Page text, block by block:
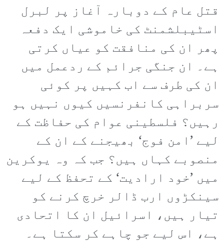
قتل عام کے دوبارہ آغاز پر لبرل
اسٹیبلشمنٹ کی خاموشی ایک دفعہ
پھر ان کی منافقت کو عیاں کرتی
ہے۔ ان جنگی جرائم کے ردعمل میں
ان کی طرف سے اب کہیں پر کوئی
سربراہی کانفرنسیں کیوں نہیں ہو
رہیں؟ فلسطینی عوام کی حفاظت کے
لیے ’امن فوج‘ بھیجنے کے ان کے
منصوبے کہاں ہیں؟ جب کہ وہ یوکرین
میں ’خود ارادیت‘ کے تحفظ کے لیے
سینکڑوں ارب ڈالر خرچ کرنے کو
تیار ہیں، اسرائیل ان کا اتحادی
ہے، اس لیے جو چاہے کر سکتا ہے۔